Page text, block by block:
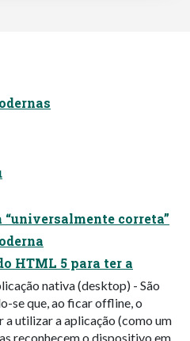
correta”
HTML 5 para ter a
nativa (desktop) - São
se que, ao ficar offline, o
a utilizar a aplicação (como um
reconhecem o dispositivo em